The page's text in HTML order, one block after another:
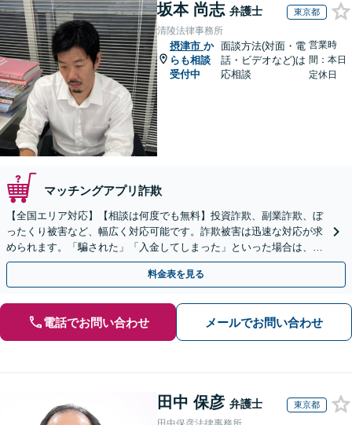
坂本 尚志 弁護士 東京都
清陵法律事務所
摂津市 か
らも相談
受付中
面談方法(対面・電
話・ビデオなど)は
応相談
営業時
間：本日
定休日
マッチングアプリ詐欺
【全国エリア対応】【相談は何度でも無料】投資詐欺、副業詐欺、ぼ
ったくり被害など、幅広く対応可能です。詐欺被害は迅速な対応が求
められます。「騙された」「入金してしまった」といった場合は、お
早めにご相談ください。【電話・メール・WEB相談可】
料金表を見る
電話でお問い合わせ メールでお問い合わせ
田中 保彦 弁護士 東京都